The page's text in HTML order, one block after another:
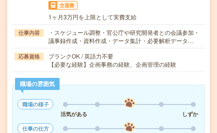
交通費
1ヶ月3万円を上限として実費支給
仕事内容
・スケジュール調整・官公庁や研究開発者との会議参加・
議事録作成・資料作成・データ集計・必要解析データ…
応募資格
ブランクOK / 英語力不要
【必要な経験】企画事務の経験、企画管理の経験
職場の雰囲気
職場の様子
活気がある
しずか
仕事の仕方